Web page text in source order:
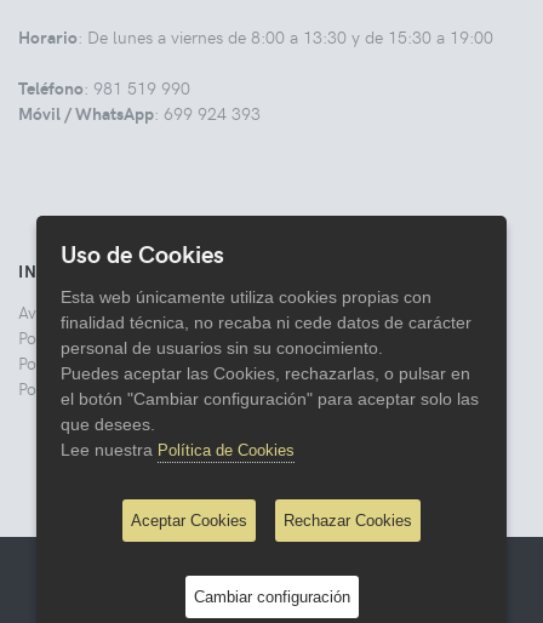
Horario: De lunes a viernes de 8:00 a 13:30 y de 15:30 a 19:00
Teléfono: 981 519 990
Móvil / WhatsApp: 699 924 393
INFORMACIÓN
Aviso legal
Politica de Privacidad
Política de Cookies
Política de Devoluciones
© 2026 Comercial Lata
Uso de Cookies
Esta web únicamente utiliza cookies propias con
finalidad técnica, no recaba ni cede datos de carácter
personal de usuarios sin su conocimiento.
Puedes aceptar las Cookies, rechazarlas, o pulsar en
el botón "Cambiar configuración" para aceptar solo las
que desees.
Lee nuestra Política de Cookies
Aceptar Cookies Rechazar Cookies
Cambiar configuración